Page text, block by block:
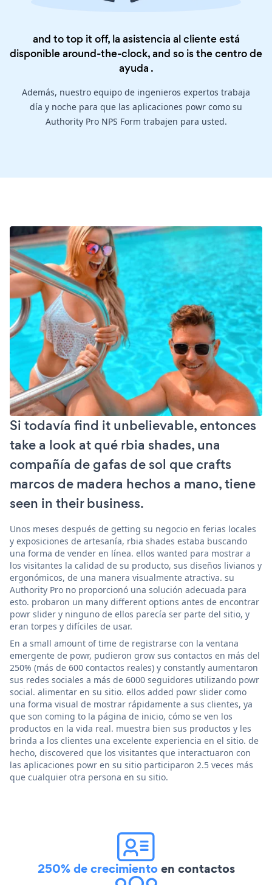
and to top it off, la asistencia al cliente está
disponible around-the-clock, and so is thecentro de
ayuda .
Además, nuestro equipo de ingenieros expertos trabaja
día y noche para que las aplicaciones powr como su
Authority Pro NPS Form trabajen para usted.
Si todavía find it unbelievable, entonces
take a look at qué rbia shades, una
compañía de gafas de sol que crafts
marcos de madera hechos a mano, tiene
seen in their business.
Unos meses después de getting su negocio en ferias locales
y exposiciones de artesanía, rbia shades estaba buscando
una forma de vender en línea. ellos wanted para mostrar a
los visitantes la calidad de su producto, sus diseños livianos y
ergonómicos, de una manera visualmente atractiva. su
Authority Pro no proporcionó una solución adecuada para
esto. probaron un many different options antes de encontrar
powr slider y ninguno de ellos parecía ser parte del sitio, y
eran torpes y difíciles de usar.
En a small amount of time de registrarse con la ventana
emergente de powr, pudieron grow sus contactos en más del
250% (más de 600 contactos reales) y constantly aumentaron
sus redes sociales a más de 6000 seguidores utilizando powr
social. alimentar en su sitio. ellos added powr slider como
una forma visual de mostrar rápidamente a sus clientes, ya
que son coming to la página de inicio, cómo se ven los
productos en la vida real. muestra bien sus productos y les
brinda a los clientes una excelente experiencia en el sitio. de
hecho, discovered que los visitantes que interactuaron con
las aplicaciones powr en su sitio participaron 2.5 veces más
que cualquier otra persona en su sitio.
250% de crecimientoen contactos